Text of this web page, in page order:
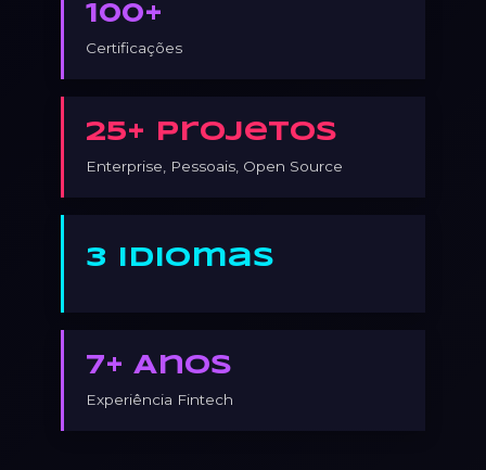
100+
Certificações
25+ Projetos
Enterprise, Pessoais, Open Source
3 Idiomas
7+ Anos
Experiência Fintech